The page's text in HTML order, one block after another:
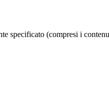
specificato (compresi i